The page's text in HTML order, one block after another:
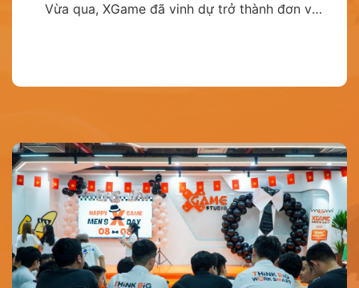
Vừa qua, XGame đã vinh dự trở thành đơn vị